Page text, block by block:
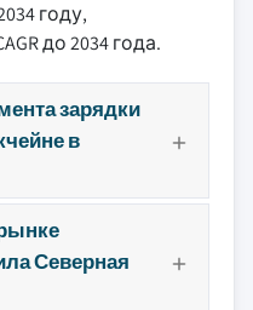
году,
до 2034 года.
зарядки
в
Северная